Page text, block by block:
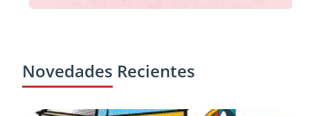
Novedades Recientes